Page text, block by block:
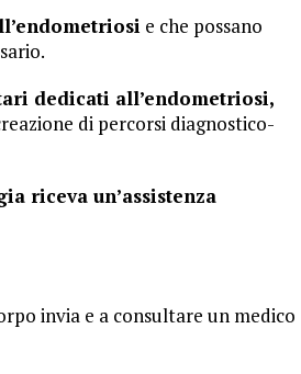
e che possano
dedicati all’endometriosi,
di percorsi diagnostico-
riceva un’assistenza
invia e a consultare un medico